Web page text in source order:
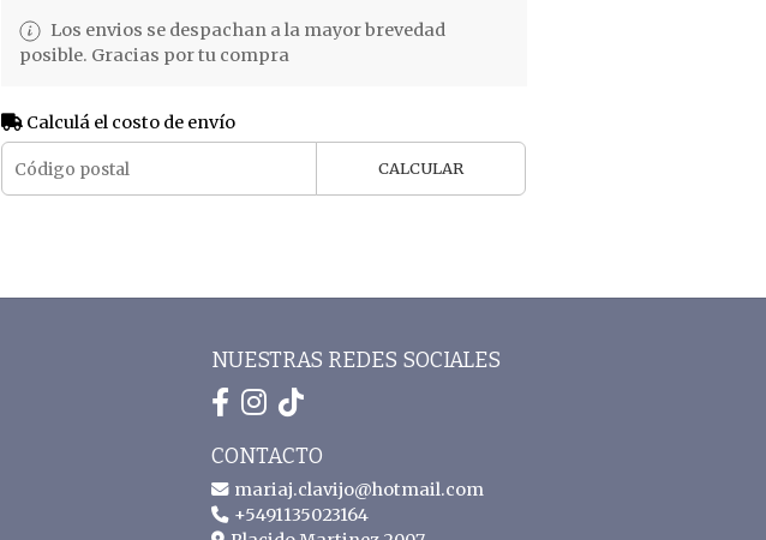
Los envios se despachan a la mayor brevedad
posible. Gracias por tu compra
Calculá el costo de envío
CALCULAR
NUESTRAS REDES SOCIALES
CONTACTO
mariaj.clavijo@hotmail.com
+5491135023164